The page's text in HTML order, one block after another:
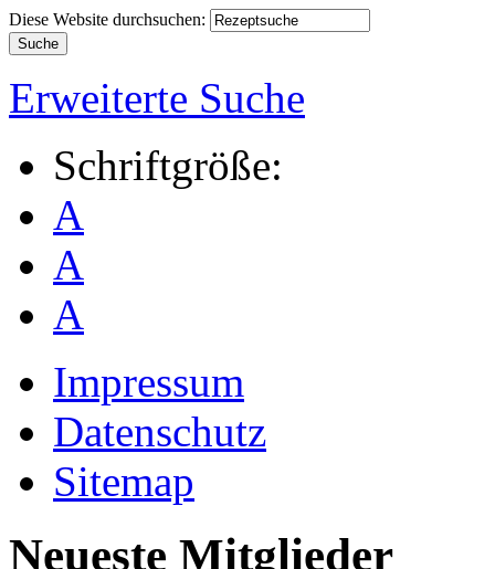
Diese Website durchsuchen:
Erweiterte Suche
Schriftgröße:
A
A
A
Impressum
Datenschutz
Sitemap
Neueste Mitglieder